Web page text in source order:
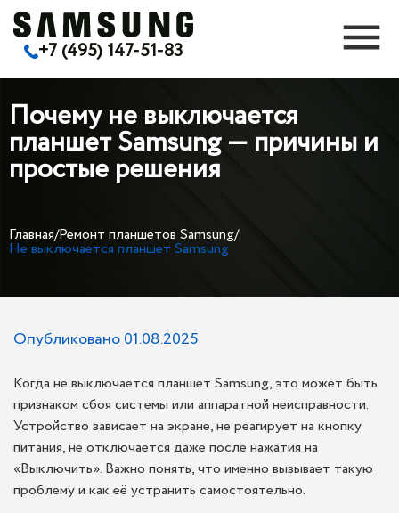
+7 (495) 147-51-83
Почему не выключается
планшет Samsung — причины и
простые решения
Главная/Ремонт планшетов Samsung/
Не выключается планшет Samsung
Опубликовано 01.08.2025
Когда не выключается планшет Samsung, это может быть
признаком сбоя системы или аппаратной неисправности.
Устройство зависает на экране, не реагирует на кнопку
питания, не отключается даже после нажатия на
«Выключить». Важно понять, что именно вызывает такую
проблему и как её устранить самостоятельно.